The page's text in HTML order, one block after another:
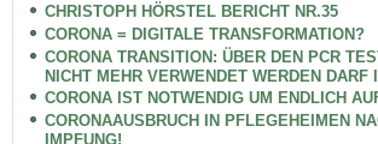
CHRISTOPH HÖRSTEL BERICHT NR.35
CORONA = DIGITALE TRANSFORMATION?
CORONA TRANSITION: ÜBER DEN PCR
NICHT MEHR VERWENDET WERDEN DARF
CORONA IST NOTWENDIG UM ENDLICH
CORONAAUSBRUCH IN PFLEGEHEIMEN
IMPFUNG!